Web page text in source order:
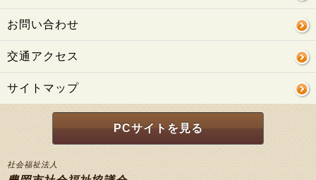
お問い合わせ
交通アクセス
サイトマップ
PCサイトを見る
社会福祉法人